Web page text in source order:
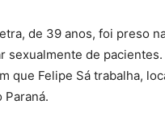
de 39 anos, foi preso
sexualmente de
que Felipe Sá trabalha,
Paraná.